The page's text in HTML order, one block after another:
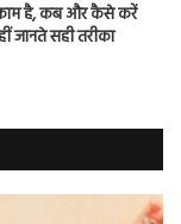
है, कब और कैसे करें
जानते सही तरीका